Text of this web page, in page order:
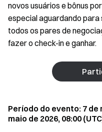
novos usuários e bônus
especial aguardando
todos os pares de
fazer o check-in e ganhar.
Período do evento: 7 de
maio de 2026, 08:00